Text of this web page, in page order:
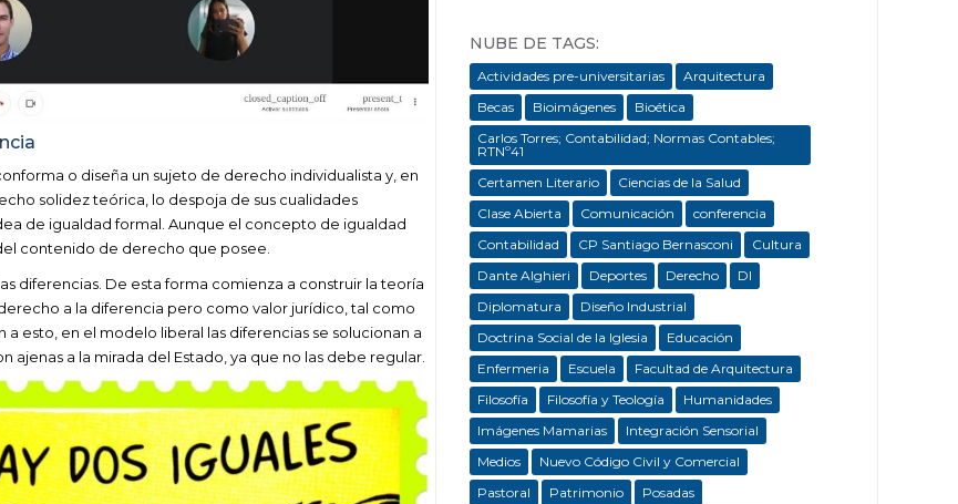
o diseña un sujeto de derecho individualista y, en
solidez teórica, lo despoja de sus cualidades
de igualdad formal. Aunque el concepto de igualdad
contenido de derecho que posee.
diferencias. De esta forma comienza a construir la teoría
a la diferencia pero como valor jurídico, tal como
esto, en el modelo liberal las diferencias se solucionan a
a la mirada del Estado, ya que no las debe regular.
NUBE DE TAGS:
Actividades pre-universitarias
Arquitectura
Becas
Bioimágenes
Bioética
Carlos Torres; Contabilidad; Normas Contables;
RTNº41
Certamen Literario
Ciencias de la Salud
Clase Abierta
Comunicación
conferencia
Contabilidad
CP Santiago Bernasconi
Cultura
Dante Alghieri
Deportes Derecho
DI
Diplomatura
Diseño Industrial
Doctrina Social de la Iglesia
Educación
Enfermeria
Escuela
Facultad de Arquitectura
Filosofía
Filosofía y Teología
Humanidades
Imágenes Mamarias
Integración Sensorial
Medios
Nuevo Código Civil y Comercial
Pastoral
Patrimonio
Posadas